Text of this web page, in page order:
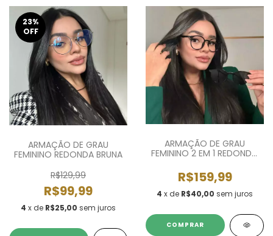
23%
OFF
ARMAÇÃO DE GRAU
FEMININO REDONDA BRUNA
R$129,99
R$99,99
4 x de R$25,00 sem juros
ARMAÇÃO DE GRAU
FEMININO 2 EM 1 REDONDO
R$159,99
4 x de R$40,00 sem juros
COMPRAR